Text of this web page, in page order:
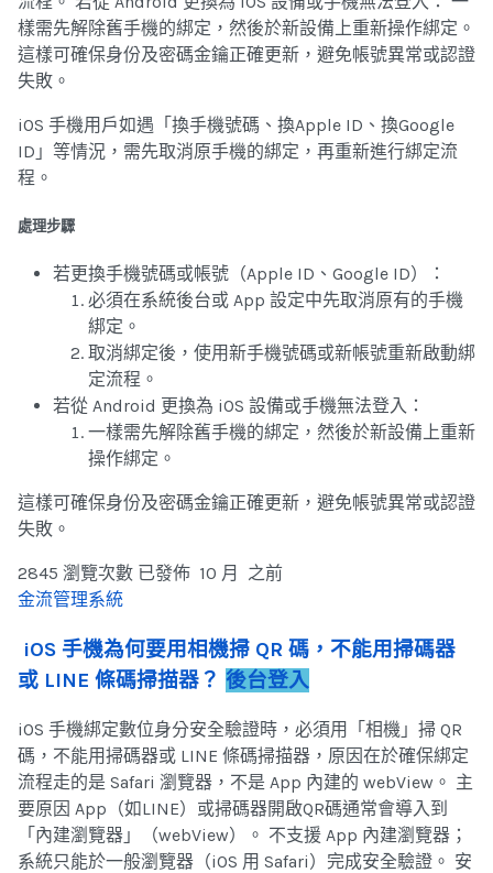
樣需先解除舊手機的綁定，然後於新設備上重新操作綁定。
這樣可確保身份及密碼金鑰正確更新，避免帳號異常或認證
失敗。
iOS 手機用戶如遇「換手機號碼、換Apple ID、換Google
ID」等情況，需先取消原手機的綁定，再重新進行綁定流
程。
處理步驟
若更換手機號碼或帳號（Apple ID、Google ID）：
必須在系統後台或 App 設定中先取消原有的手機
綁定。
取消綁定後，使用新手機號碼或新帳號重新啟動綁
定流程。
若從 Android 更換為 iOS 設備或手機無法登入：
一樣需先解除舊手機的綁定，然後於新設備上重新
操作綁定。
這樣可確保身份及密碼金鑰正確更新，避免帳號異常或認證
失敗。
2845 瀏覽次數 已發佈 10 月 之前
金流管理系統
iOS 手機為何要用相機掃 QR 碼，不能用掃碼器
或 LINE 條碼掃描器？ 後台登入
iOS 手機綁定數位身分安全驗證時，必須用「相機」掃 QR
碼，不能用掃碼器或 LINE 條碼掃描器，原因在於確保綁定
流程走的是 Safari 瀏覽器，不是 App 內建的 webView。 主
要原因 App（如LINE）或掃碼器開啟QR碼通常會導入到
「內建瀏覽器」（webView）。 不支援 App 內建瀏覽器；
系統只能於一般瀏覽器（iOS 用 Safari）完成安全驗證。 安